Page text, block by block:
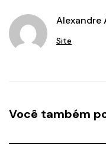
Alexandre
Site
Você também
Publicidade Distrito